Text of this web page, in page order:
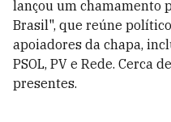
lançou um chamamento
Brasil", que reúne
apoiadores da chapa,
PSOL, PV e Rede. Cerca
presentes.